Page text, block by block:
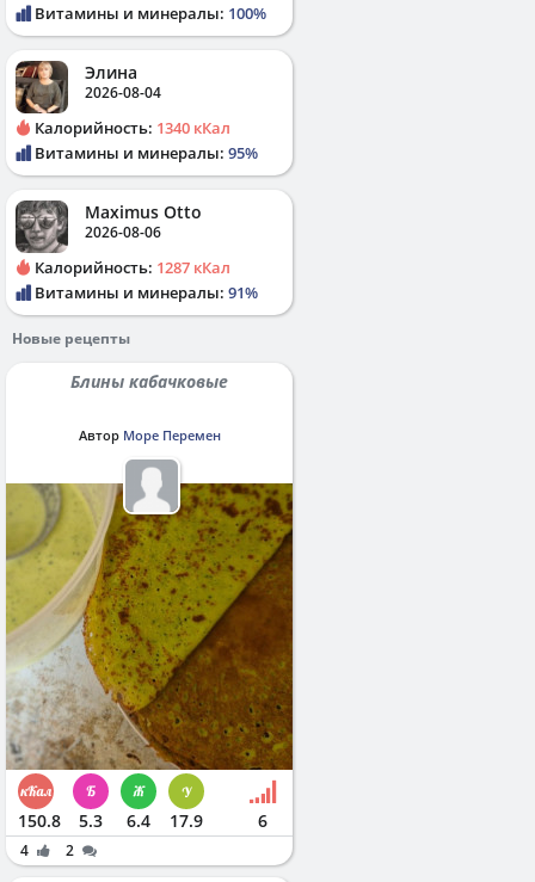
Витамины и минералы: 100%
Элина
2026-08-04
Калорийность: 1340 кКал
Витамины и минералы: 95%
Maximus Otto
2026-08-06
Калорийность: 1287 кКал
Витамины и минералы: 91%
Новые рецепты
Блины кабачковые
Автор Море Перемен
150.8 5.3 6.4 17.9 6
4 2